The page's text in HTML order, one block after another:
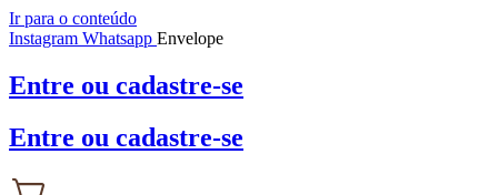
Ir para o conteúdo
Instagram Whatsapp Envelope
Entre ou cadastre-se
Entre ou cadastre-se